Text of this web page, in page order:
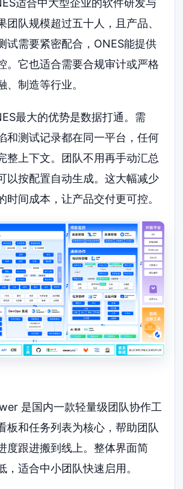
适合中大型企业的软件研发与
团队规模超过五十人，且产品、
试需要紧密配合，ONES能提供
。它也适合需要合规审计或严格
、制造等行业。
最大的优势是数据打通。需
和测试记录都在同一平台，任何
整上下文。团队不用再手动汇总
以按配置自动生成。这大幅减少
时间成本，让产品交付更可控。
是国内一款轻量级团队协作工
板和任务列表为核心，帮助团队
度跟进搬到线上。整体界面简
，适合中小团队快速启用。